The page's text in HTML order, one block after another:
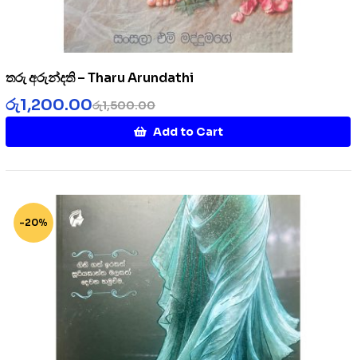
තරු අරුන්දති – Tharu Arundathi
රු1,500.00
රු1,200.00
Add to Cart
-20%